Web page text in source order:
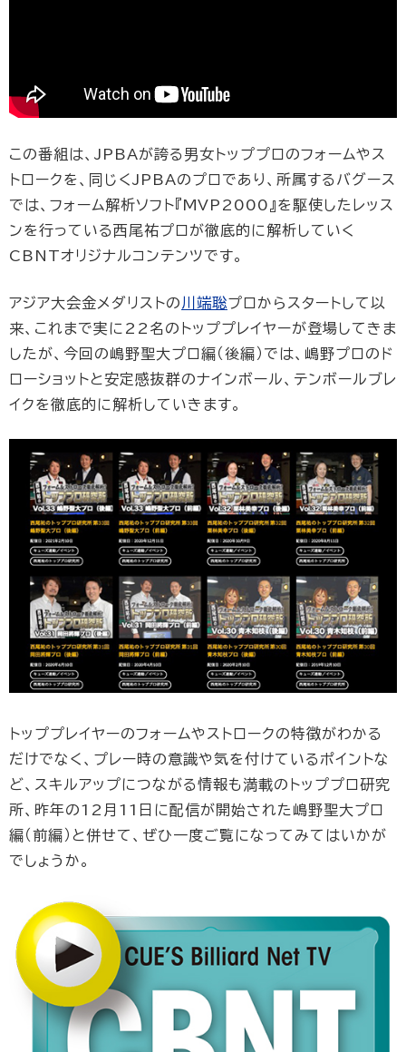
この番組は、JPBAが誇る男女トッププロのフォームやス
トロークを、同じくJPBAのプロであり、所属するバグース
では、フォーム解析ソフト『MVP2000』を駆使したレッス
ンを行っている西尾祐プロが徹底的に解析していく
CBNTオリジナルコンテンツです。
アジア大会金メダリストの 川端聡プロからスタートして以
来、これまで実に22名のトッププレイヤーが登場してきま
したが、今回の嶋野聖大プロ編（後編）では、嶋野プロのド
ローショットと安定感抜群のナインボール、テンボールブレ
イクを徹底的に解析していきます。
トッププレイヤーのフォームやストロークの特徴がわかる
だけでなく、プレー時の意識や気を付けているポイントな
ど、スキルアップにつながる情報も満載のトッププロ研究
所、昨年の12月11日に配信が開始された嶋野聖大プロ
編（前編）と併せて、ぜひ一度ご覧になってみてはいかが
でしょうか。